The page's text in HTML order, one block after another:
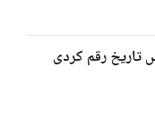
تاریخ رقم کردی